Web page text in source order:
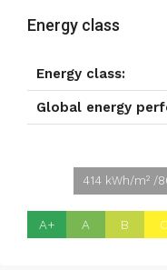
Energy class
Energy class:
Global energy
A+ A B C
414 kWh/m² /